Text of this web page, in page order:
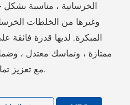
الخرسانية ، مناسبة
وغيرها من الخلطات
المبكرة. لديها قدرة فائقة
ممتازة ، وتماسك معتدل ،
مع تعزيز تماسك الخلائط الخرسانية.